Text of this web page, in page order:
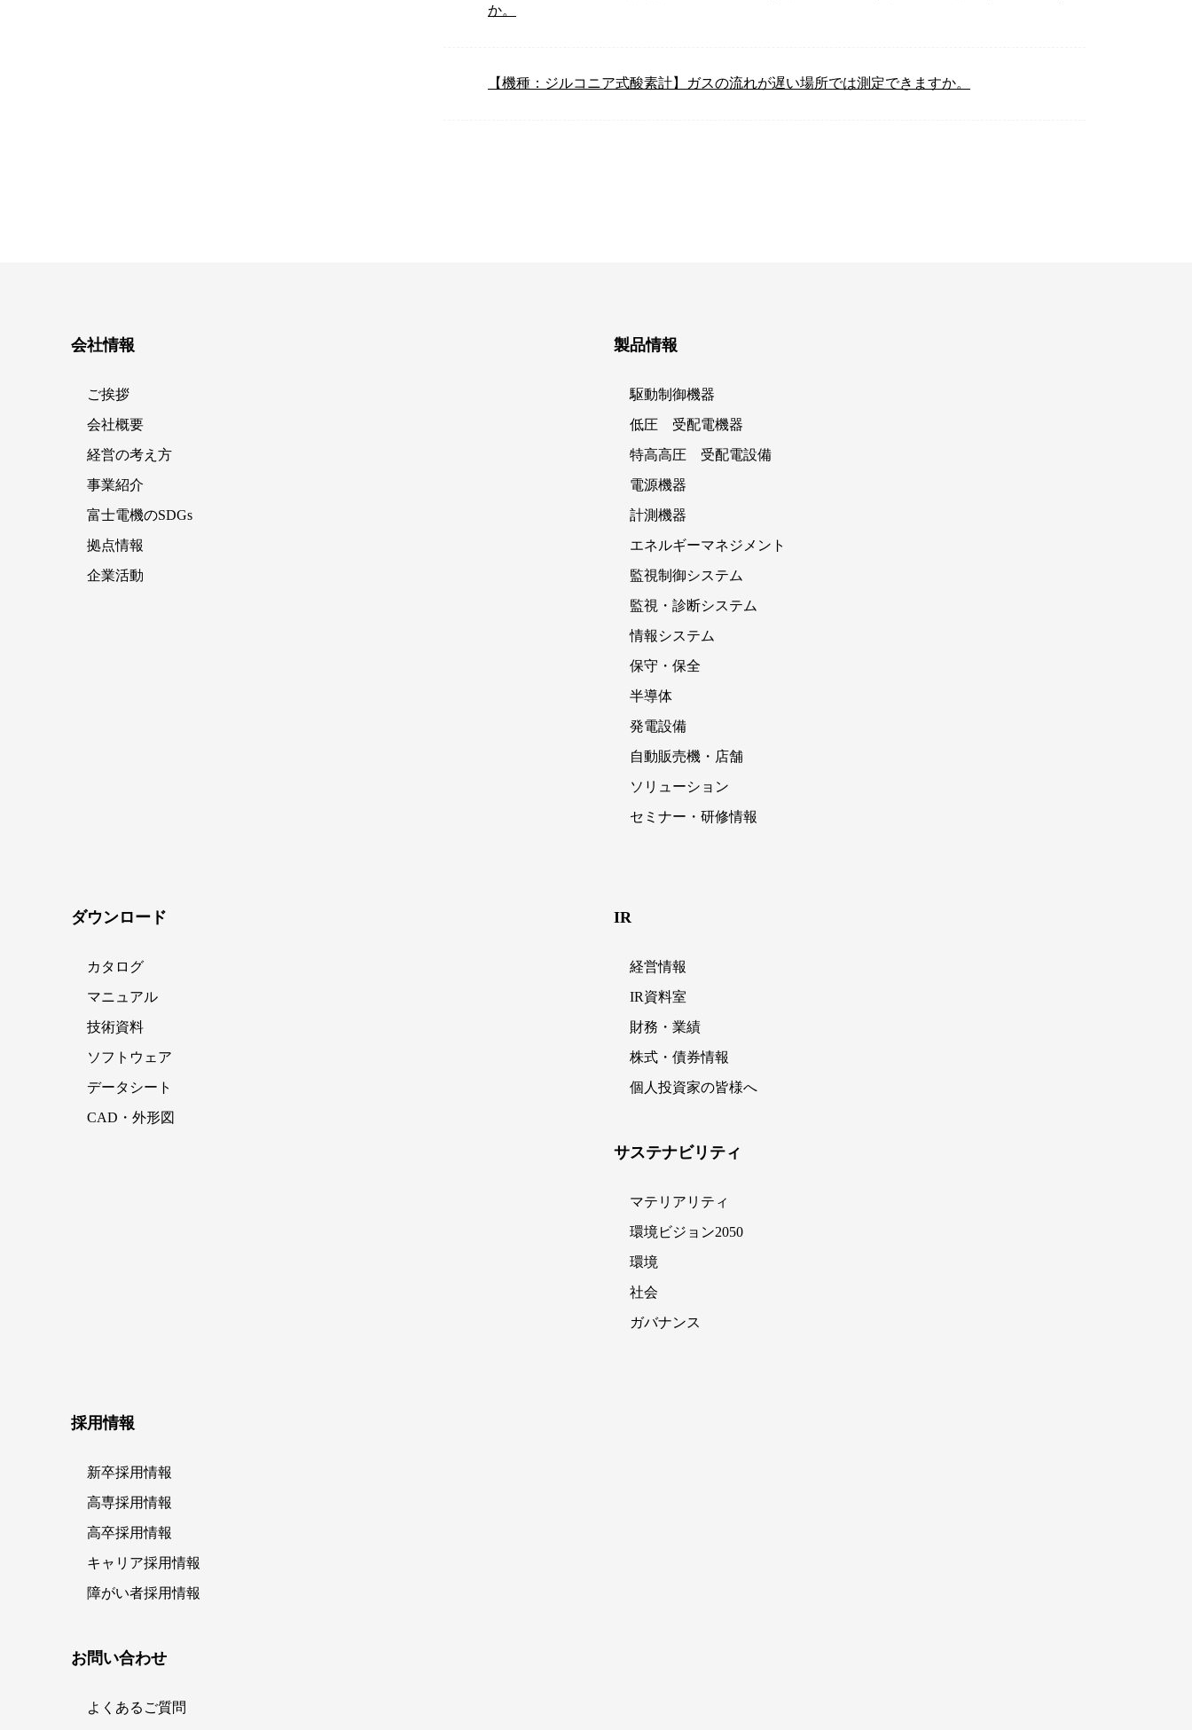
か。
【機種：ジルコニア式酸素計】ガスの流れが遅い場所では測定できますか。
会社情報
ご挨拶
会社概要
経営の考え方
事業紹介
富士電機のSDGs
拠点情報
企業活動
製品情報
駆動制御機器
低圧 受配電機器
特高高圧 受配電設備
電源機器
計測機器
エネルギーマネジメント
監視制御システム
監視・診断システム
情報システム
保守・保全
半導体
発電設備
自動販売機・店舗
ソリューション
セミナー・研修情報
ダウンロード
カタログ
マニュアル
技術資料
ソフトウェア
データシート
CAD・外形図
IR
経営情報
IR資料室
財務・業績
株式・債券情報
個人投資家の皆様へ
サステナビリティ
マテリアリティ
環境ビジョン2050
環境
社会
ガバナンス
採用情報
新卒採用情報
高専採用情報
高卒採用情報
キャリア採用情報
障がい者採用情報
お問い合わせ
よくあるご質問